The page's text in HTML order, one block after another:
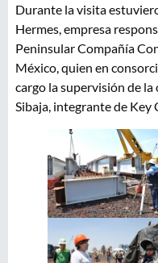
Durante la visita
Hermes, empresa
Peninsular Compañía
México, quien en
cargo la supervisión de
Sibaja, integrante de Key